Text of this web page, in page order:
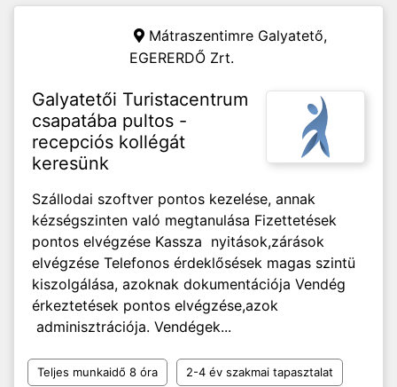
Mátraszentimre Galyatető,
EGERERDŐ Zrt.
Galyatetői Turistacentrum
csapatába pultos -
recepciós kollégát
keresünk
Szállodai szoftver pontos kezelése, annak
kézségszinten való megtanulása Fizettetések
pontos elvégzése Kassza nyitások,zárások
elvégzése Telefonos érdeklősések magas szintü
kiszolgálása, azoknak dokumentációja Vendég
érkeztetések pontos elvégzése,azok
adminisztrációja. Vendégek...
Teljes munkaidő 8 óra 2-4 év szakmai tapasztalat